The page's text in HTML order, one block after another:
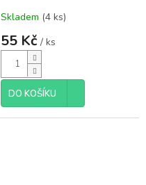
Skladem (4 ks)
55 Kč / ks
DO KOŠÍKU